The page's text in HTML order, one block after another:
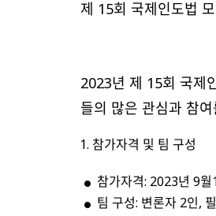
제 15회 국제인도법
2023년 제 15회 국제
들의 많은 관심과 참
참가자격 및 팀 구성
참가자격: 2023년 9
팀 구성: 변론자 2인,